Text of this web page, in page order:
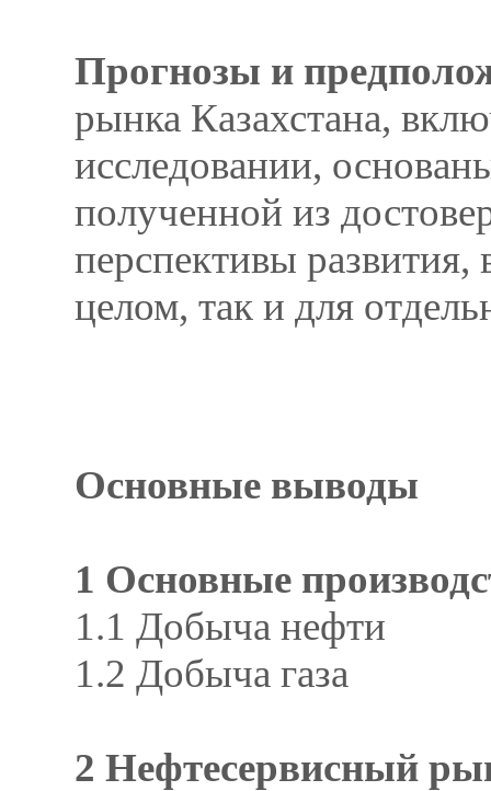
Прогнозы и
рынка Казахстана,
исследовании,
полученной из
перспективы
целом, так и для
Основные выводы
1 Основные
1.1 Добыча нефти
1.2 Добыча газа
2 Нефтесервисный